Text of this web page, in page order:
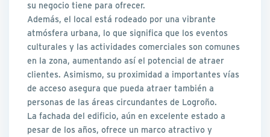
su negocio tiene para ofrecer.
Además, el local está rodeado por una vibrante
atmósfera urbana, lo que significa que los eventos
culturales y las actividades comerciales son comunes
en la zona, aumentando así el potencial de atraer
clientes. Asimismo, su proximidad a importantes vías
de acceso asegura que pueda atraer también a
personas de las áreas circundantes de Logroño.
La fachada del edificio, aún en excelente estado a
pesar de los años, ofrece un marco atractivo y